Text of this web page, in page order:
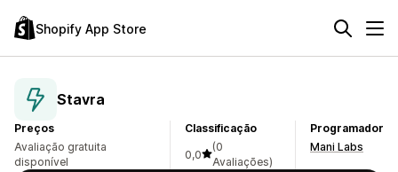
Shopify App Store
Stavra
Preços
Avaliação gratuita
disponível
Classificação
0,0
(0
Avaliações)
Programador
Mani Labs